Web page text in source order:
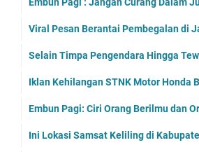
Viral Pesan Berantai Pembegalan di
Selain Timpa Pengendara Hingga
Iklan Kehilangan STNK Motor Honda
Embun Pagi: Ciri Orang Berilmu dan
Ini Lokasi Samsat Keliling di